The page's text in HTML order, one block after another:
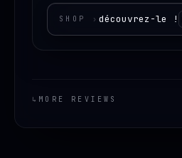
SHOP ›découvrez-le !
↳ MORE REVIEWS